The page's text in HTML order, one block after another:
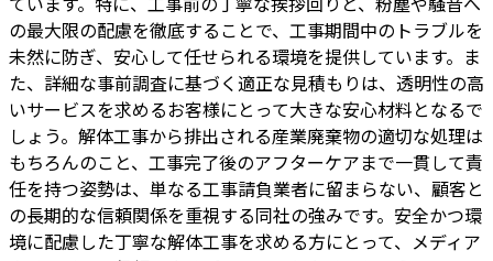
の最大限の配慮を徹底することで、工事期間中のトラブルを
未然に防ぎ、安心して任せられる環境を提供しています。ま
た、詳細な事前調査に基づく適正な見積もりは、透明性の高
いサービスを求めるお客様にとって大きな安心材料となるで
しょう。解体工事から排出される産業廃棄物の適切な処理は
もちろんのこと、工事完了後のアフターケアまで一貫して責
任を持つ姿勢は、単なる工事請負業者に留まらない、顧客と
の長期的な信頼関係を重視する同社の強みです。安全かつ環
境に配慮した丁寧な解体工事を求める方にとって、メディア